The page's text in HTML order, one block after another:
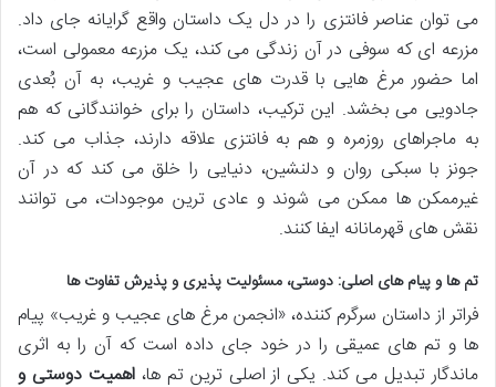
می توان عناصر فانتزی را در دل یک داستان واقع گرایانه جای داد.
مزرعه ای که سوفی در آن زندگی می کند، یک مزرعه معمولی است،
اما حضور مرغ هایی با قدرت های عجیب و غریب، به آن بُعدی
جادویی می بخشد. این ترکیب، داستان را برای خوانندگانی که هم
به ماجراهای روزمره و هم به فانتزی علاقه دارند، جذاب می کند.
جونز با سبکی روان و دلنشین، دنیایی را خلق می کند که در آن
غیرممکن ها ممکن می شوند و عادی ترین موجودات، می توانند
نقش های قهرمانانه ایفا کنند.
تم ها و پیام های اصلی: دوستی، مسئولیت پذیری و پذیرش تفاوت ها
فراتر از داستان سرگرم کننده، «انجمن مرغ های عجیب و غریب» پیام
ها و تم های عمیقی را در خود جای داده است که آن را به اثری
ماندگار تبدیل می کند. یکی از اصلی ترین تم ها،اهمیت دوستی و